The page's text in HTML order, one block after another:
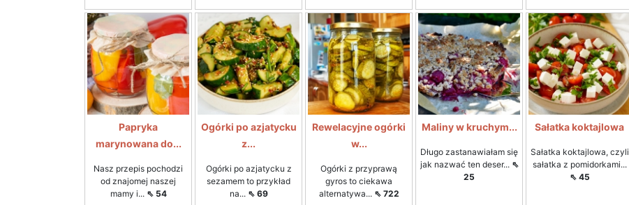
Papryka
marynowana do...
Nasz przepis pochodzi
od znajomej naszej
mamy i... ⇖ 54
Ogórki po azjatycku
z...
Ogórki po azjatycku z
sezamem to przykład
na... ⇖ 69
Rewelacyjne ogórki
w...
Ogórki z przyprawą
gyros to ciekawa
alternatywa... ⇖ 722
Maliny w kruchym...
Długo zastanawiałam się
jak nazwać ten deser... ⇖
25
Sałatka koktajlowa
Sałatka koktajlowa, czyli
sałatka z pomidorkami...
⇖ 45